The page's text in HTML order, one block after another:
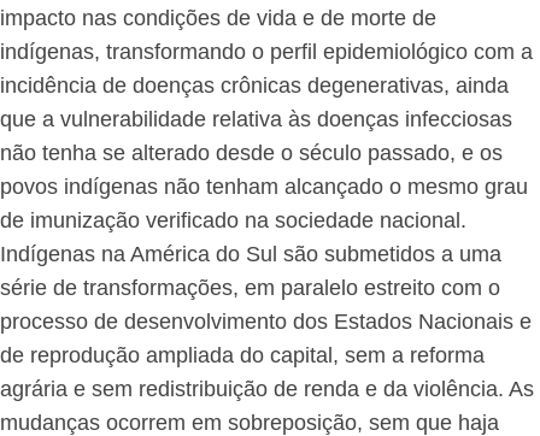
impacto nas condições de vida e de morte de
indígenas, transformando o perfil epidemiológico com a
incidência de doenças crônicas degenerativas, ainda
que a vulnerabilidade relativa às doenças infecciosas
não tenha se alterado desde o século passado, e os
povos indígenas não tenham alcançado o mesmo grau
de imunização verificado na sociedade nacional.
Indígenas na América do Sul são submetidos a uma
série de transformações, em paralelo estreito com o
processo de desenvolvimento dos Estados Nacionais e
de reprodução ampliada do capital, sem a reforma
agrária e sem redistribuição de renda e da violência. As
mudanças ocorrem em sobreposição, sem que haja